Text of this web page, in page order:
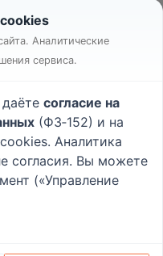
соглашение
О проекте
Аналитические
сервиса.
согласие на
(ФЗ‑152) и на
Аналитика
согласия. Вы можете
(«Управление